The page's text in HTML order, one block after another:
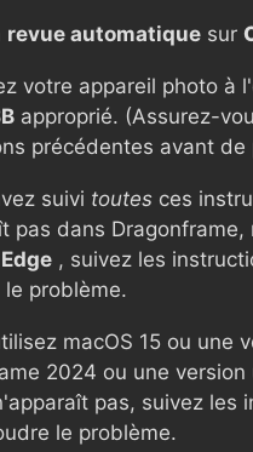
revue automatique sur
votre appareil photo à
approprié. (Assurez-
précédentes avant de
suivi toutes ces
pas dans
, suivez les
le problème.
macOS 15 ou une
2024 ou une
pas, suivez les
le problème.